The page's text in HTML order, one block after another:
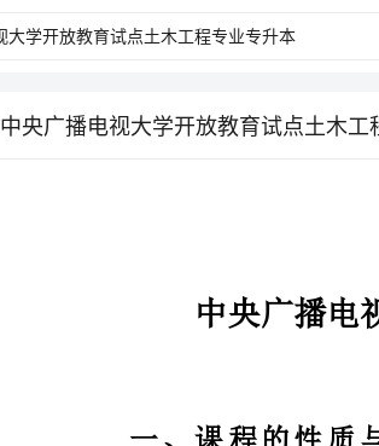
中央广播电视大学开放教育试点土木工
《桥梁工程》